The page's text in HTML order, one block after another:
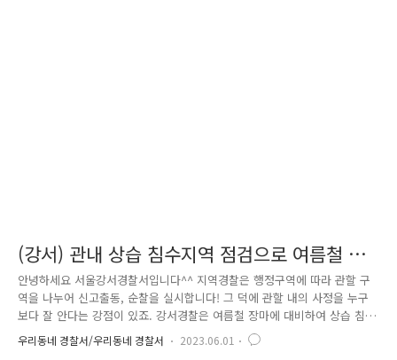
(강서) 관내 상습 침수지역 점검으로 여름철 장
마 대비에 나섰습니다!
안녕하세요 서울강서경찰서입니다^^ 지역경찰은 행정구역에 따라 관할 구
역을 나누어 신고출동, 순찰을 실시합니다! 그 덕에 관할 내의 사정을 누구
보다 잘 안다는 강점이 있죠. 강서경찰은 여름철 장마에 대비하여 상습 침
수지역 점검에 나섰습니다. 주변 cctv를 점검하고, 침수 시 차량을 통제하
는 차단기 고장여부도 확인하였습니다. 다가오는 여름에도 지속적인 순찰
우리동네 경찰서/우리동네 경찰서 2023.06.01